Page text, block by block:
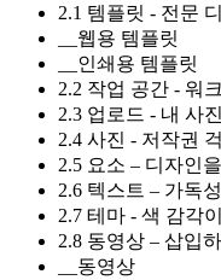
2.1 템플릿 - 전문
__웹용 템플릿
__인쇄용 템플릿
2.2 작업 공간 - 워
2.3 업로드 - 내 사
2.4 사진 - 저작권
2.5 요소 – 디자인
2.6 텍스트 – 가독
2.7 테마 - 색 감각
2.8 동영상 – 삽입
__동영상